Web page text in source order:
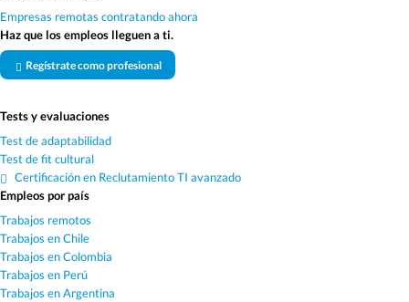
Empresas remotas contratando ahora
Haz que los empleos lleguen a ti.
Regístrate como profesional
Tests y evaluaciones
Test de adaptabilidad
Test de fit cultural
Certificación en Reclutamiento TI avanzado
Empleos por país
Trabajos remotos
Trabajos en Chile
Trabajos en Colombia
Trabajos en Perú
Trabajos en Argentina